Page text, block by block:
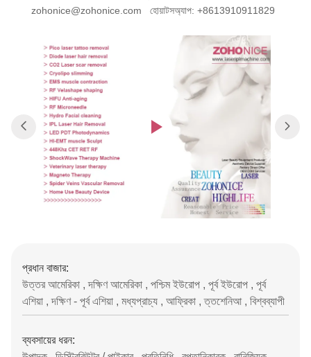
zohonice@zohonice.com হোয়াটসঅ্যাপ: +8613910911829
প্রধান বাজার:
উত্তর আমেরিকা , দক্ষিণ আমেরিকা , পশ্চিম ইউরোপ , পূর্ব ইউরোপ , পূর্ব
এশিয়া , দক্ষিণ - পূর্ব এশিয়া , মধ্যপ্রাচ্য , আফ্রিকা , ত্তশেনিআ , বিশ্বব্যাপী
ব্যবসায়ের ধরন: